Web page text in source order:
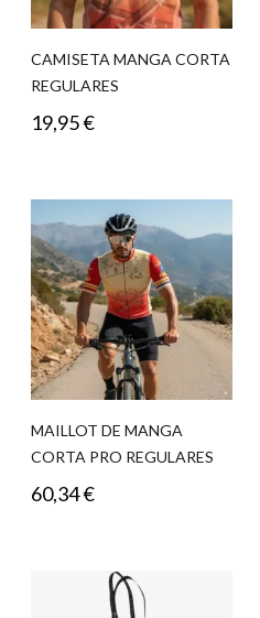
CAMISETA MANGA CORTA
REGULARES
19,95€
MAILLOT DE MANGA
CORTA PRO REGULARES
60,34€